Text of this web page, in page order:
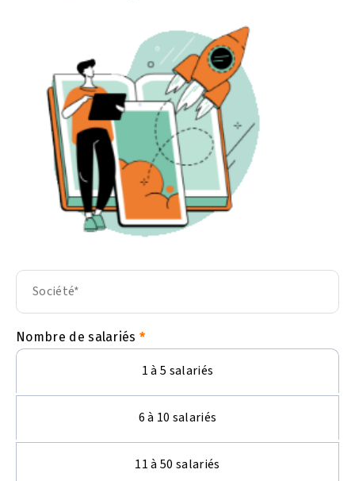
Nombre de salariés
1 à 5 salariés
6 à 10 salariés
11 à 50 salariés